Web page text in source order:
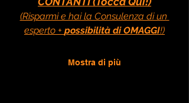
(Risparmi e hai la Consulenza di un
esperto + possibilità di OMAGGI!)
Mostra di più